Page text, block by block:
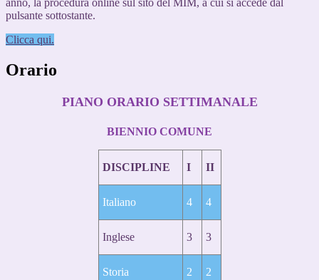
anno, la procedura online sul sito del MIM, a cui si accede dal
pulsante sottostante.
Clicca qui.
Orario
PIANO ORARIO SETTIMANALE
BIENNIO COMUNE
DISCIPLINE I II
Italiano 4 4
Inglese 3 3
Storia 2 2